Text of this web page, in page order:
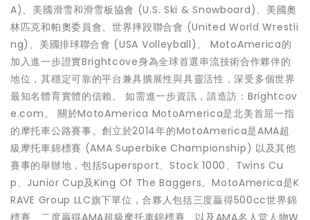
A)、美國滑雪和滑雪板協會 (U.S. Ski & Snowboard)、美國奧
林匹克和帕奧委員會、世界摔跤聯合會 (United World Wrestli
ng)、美國排球聯合會 (USA Volleyball)。 MotoAmerica的
加入進一步證實Brightcove身為全球首選串流技術合作夥伴的
地位，其穩定可靠的平台兼具擴展性與具靈活性，深受多個世界
最知名體育實體的信賴。 如需進一步資訊，請造訪：Brightcov
e.com。 關於MotoAmerica MotoAmerica是北美首屈一指
的摩托車公路賽事。創立於2014年的MotoAmerica是AMA超
級摩托車錦標賽 (AMA Superbike Championship) 以及其他
賽事的舉辦地，包括Supersport、Stock 1000、Twins Cu
p、Junior Cup及King Of The Baggers。MotoAmerica是K
RAVE Group LLC旗下單位，合夥人包括三度贏得500cc世界錦
標賽、二度贏得AMA超級摩托車錦標賽、以及AMA名人堂人物W